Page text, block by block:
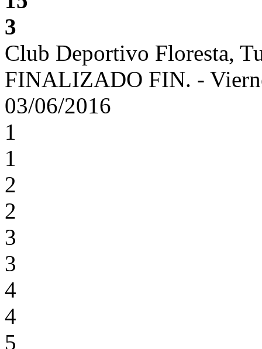
3
Club Deportivo Floresta,
FINALIZADO FIN. -
03/06/2016
1
1
2
2
3
3
4
4
5